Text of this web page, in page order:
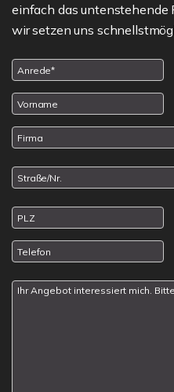
einfach das untenstehende
wir setzen uns